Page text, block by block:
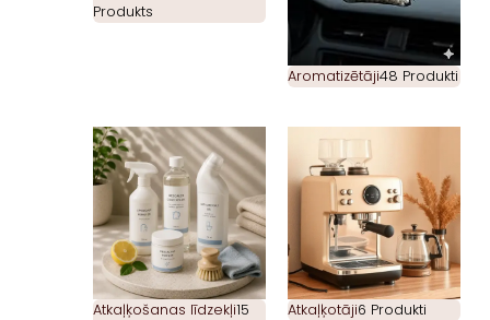
Produkts
Aromatizētāji48 Produkti
Atkaļķošanas līdzekļi15
Atkaļķotāji6 Produkti